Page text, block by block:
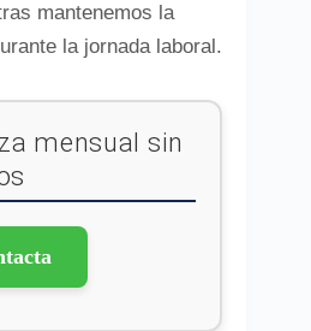
mantenemos la
la jornada laboral.
mensual sin